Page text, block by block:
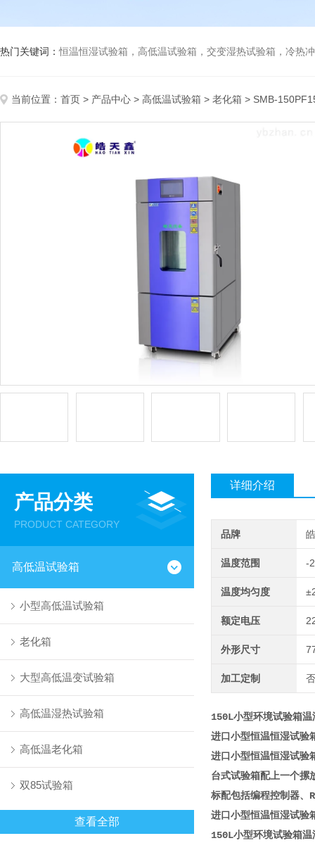
热门关键词：恒温恒湿试验箱，高低温试验箱，交变湿热试验箱，冷热冲击试验
当前位置： 首页 > 产品中心 > 高低温试验箱 > 老化箱 > SMB-
产品分类
PRODUCT CATEGORY
高低温试验箱
小型高低温试验箱
老化箱
大型高低温变试验箱
高低温湿热试验箱
高低温老化箱
双85试验箱
查看全部
详细介绍
品牌
温度范围 -
温度均匀度
额定电压
外形尺寸
加工定制
150L小型环境试验箱温
进口小型恒温恒湿试验
进口小型恒温恒湿试验
台式试验箱配上一个摞
标配包括编程控制器、
进口小型恒温恒湿试验
150L小型环境试验箱温